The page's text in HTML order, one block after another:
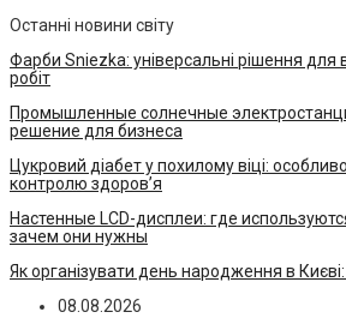
Останні новини світу
Фарби Sniezka: універсальні рішення для
робіт
Промышленные солнечные
решение для бизнеса
Цукровий діабет у похилому віці:
контролю здоров’я
Настенные LCD-дисплеи: где
зачем они нужны
Як організувати день народження в
08.08.2026